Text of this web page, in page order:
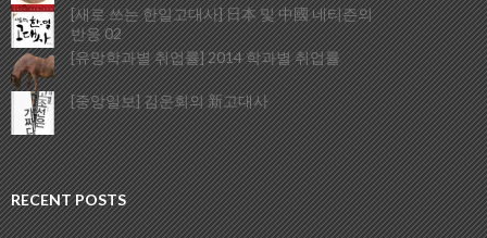
[새로 쓰는 한일고대사] 日本 및 中國 네티즌의
반응 02
[유망학과별 취업률] 2014 학과별 취업률
[중앙일보] 김운회의 新고대사
RECENT POSTS